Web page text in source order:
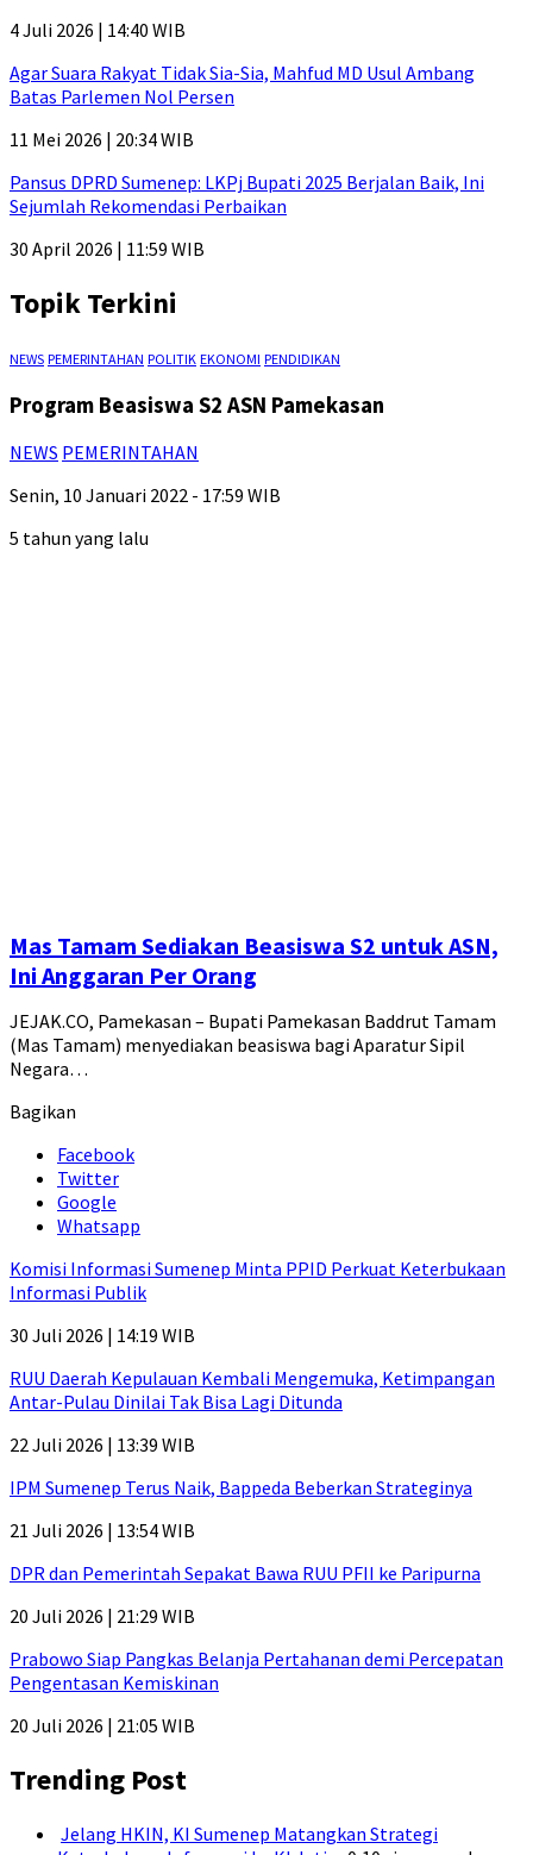
4 Juli 2026 | 14:40 WIB
Agar Suara Rakyat Tidak Sia-Sia, Mahfud MD Usul Ambang
Batas Parlemen Nol Persen
11 Mei 2026 | 20:34 WIB
Pansus DPRD Sumenep: LKPj Bupati 2025 Berjalan Baik, Ini
Sejumlah Rekomendasi Perbaikan
30 April 2026 | 11:59 WIB
Topik Terkini
NEWS PEMERINTAHAN POLITIK EKONOMI PENDIDIKAN
Program Beasiswa S2 ASN Pamekasan
NEWS PEMERINTAHAN
Senin, 10 Januari 2022 - 17:59 WIB
5 tahun yang lalu
Mas Tamam Sediakan Beasiswa S2 untuk ASN,
Ini Anggaran Per Orang
JEJAK.CO, Pamekasan – Bupati Pamekasan Baddrut Tamam
(Mas Tamam) menyediakan beasiswa bagi Aparatur Sipil
Negara…
Bagikan
Facebook
Twitter
Google
Whatsapp
Komisi Informasi Sumenep Minta PPID Perkuat Keterbukaan
Informasi Publik
30 Juli 2026 | 14:19 WIB
RUU Daerah Kepulauan Kembali Mengemuka, Ketimpangan
Antar-Pulau Dinilai Tak Bisa Lagi Ditunda
22 Juli 2026 | 13:39 WIB
IPM Sumenep Terus Naik, Bappeda Beberkan Strateginya
21 Juli 2026 | 13:54 WIB
DPR dan Pemerintah Sepakat Bawa RUU PFII ke Paripurna
20 Juli 2026 | 21:29 WIB
Prabowo Siap Pangkas Belanja Pertahanan demi Percepatan
Pengentasan Kemiskinan
20 Juli 2026 | 21:05 WIB
Trending Post
Jelang HKIN, KI Sumenep Matangkan Strategi